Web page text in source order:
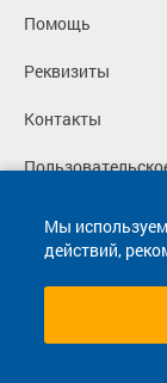
Мы используем
действий,
Помощь
Реквизиты
Контакты
Политика
Согласие на
© 2013-2026,